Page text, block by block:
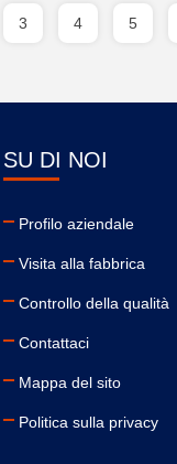
3 4 5
SU DI NOI
Profilo aziendale
Visita alla fabbrica
Controllo della qualità
Contattaci
Mappa del sito
Politica sulla privacy